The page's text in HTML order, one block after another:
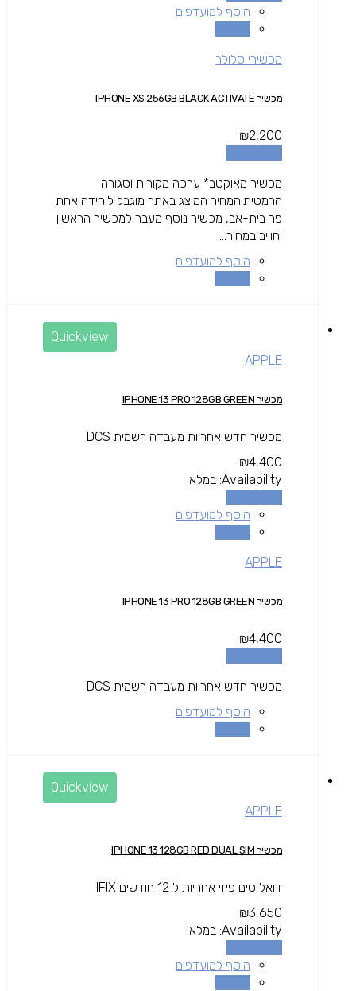
הוסף למועדפים
מכשירי סלולר
מכשיר IPHONE XS 256GB BLACK ACTIVATE
₪2,200
מכשיר מאוקטב* ערכה מקורית וסגורה
הרמטית.המחיר המוצג באתר מוגבל ליחידה אחת
פר בית-אב, מכשיר נוסף מעבר למכשיר הראשון
יחוייב במחיר...
הוסף למועדפים
Quickview
APPLE
מכשיר IPHONE 13 PRO 128GB GREEN
מכשיר חדש אחריות מעבדה רשמית DCS
₪4,400
Availability: במלאי
הוסף למועדפים
APPLE
מכשיר IPHONE 13 PRO 128GB GREEN
₪4,400
מכשיר חדש אחריות מעבדה רשמית DCS
הוסף למועדפים
Quickview
APPLE
מכשיר IPHONE 13 128GB RED DUAL SIM
דואל סים פיזי אחריות ל 12 חודשים IFIX
₪3,650
Availability: במלאי
הוסף למועדפים